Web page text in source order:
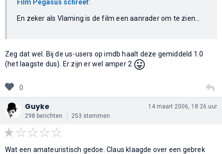
Film Pegasus schreef:
En zeker als Vlaming is de film een aanrader om te zien...
Zeg dat wel. Bij de us-users op imdb haalt deze gemiddeld 1.0
(het laagste dus). Er zijn er wel amper 2 😛
0
Guyke
298 berichten 253 stemmen
14 maart 2006, 18:26 uur
Wat een amateuristisch gedoe. Claus klaagde over een gebrek